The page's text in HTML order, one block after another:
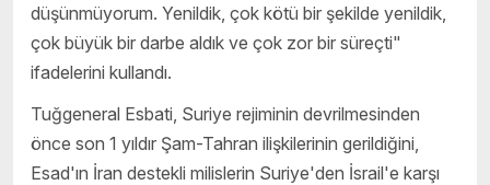
düşünmüyorum. Yenildik, çok kötü bir şekilde yenildik,
çok büyük bir darbe aldık ve çok zor bir süreçti"
ifadelerini kullandı.
Tuğgeneral Esbati, Suriye rejiminin devrilmesinden
önce son 1 yıldır Şam-Tahran ilişkilerinin gerildiğini,
Esad'ın İran destekli milislerin Suriye'den İsrail'e karşı